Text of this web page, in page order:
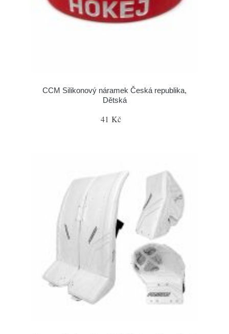
CCM Silikonový náramek Česká republika,
Dětská
41 Kč